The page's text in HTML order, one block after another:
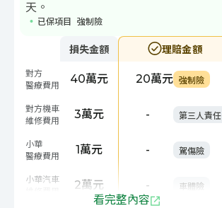
天。
已保項目 強制險
衝撞前車理賠試算
損失金額 理賠金額
對方
醫療費用
40萬元 20萬元 強制險
對方機車
維修費用
3萬元 - 第三人責任
小華
醫療費用
1萬元 - 駕傷險
小華汽車
2萬元 - 車體險
看完整內容